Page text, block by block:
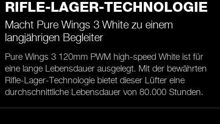
RIFLE-LAGER-TECHNOLOGIE
Macht Pure Wings 3 White zu einem
langjährigen Begleiter
Pure Wings 3 120mm PWM high-speed White ist für
eine lange Lebensdauer ausgelegt. Mit der bewährten
Rifle-Lager-Technologie bietet dieser Lüfter eine
durchschnittliche Lebensdauer von 80.000 Stunden.